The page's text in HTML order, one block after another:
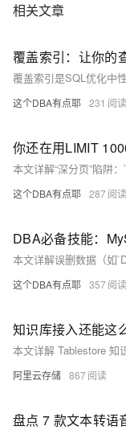
相关文章
覆盖索引：让你的
这个DBA有点耶 231
你还在用LIMIT
这个DBA有点耶 287
这个DBA有点耶 357
知识库接入还能这
阿里云存储 867
盘点 7 款文本转语